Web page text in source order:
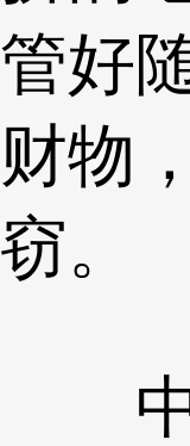
管好
财物
窃。
中